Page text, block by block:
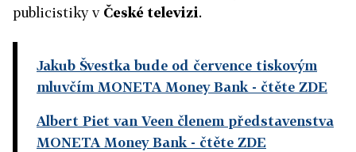
publicistiky v České televizi.
Jakub Švestka bude od července tiskovým
mluvčím MONETA Money Bank - čtěte ZDE
Albert Piet van Veen členem představenstva
MONETA Money Bank - čtěte ZDE